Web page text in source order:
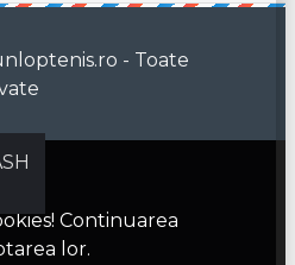
- Toate
Continuarea
lor.